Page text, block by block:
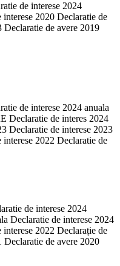
de interese 2024
2020 Declaratie de
Declaratie de avere 2019
de interese 2024 anuala
Declaratie de interes 2024
Declaratie de interese 2023
2022 Declaratie de
de interese 2024
Declaratie de interese 2024
2022 Declarație de
Declaratie de avere 2020